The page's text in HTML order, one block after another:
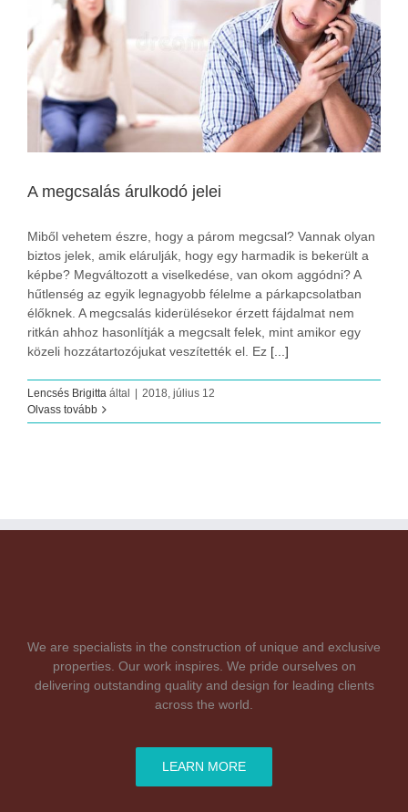
A megcsalás árulkodó jelei
Miből vehetem észre, hogy a párom megcsal? Vannak olyan
biztos jelek, amik elárulják, hogy egy harmadik is bekerült a
képbe? Megváltozott a viselkedése, van okom aggódni? A
hűtlenség az egyik legnagyobb félelme a párkapcsolatban
élőknek. A megcsalás kiderülésekor érzett fájdalmat nem
ritkán ahhoz hasonlítják a megcsalt felek, mint amikor egy
közeli hozzátartozójukat veszítették el. Ez [...]
Lencsés Brigitta által
2018, július 12
Olvass tovább
We are specialists in the construction of unique and exclusive
properties. Our work inspires. We pride ourselves on
delivering outstanding quality and design for leading clients
across the world.
LEARN MORE